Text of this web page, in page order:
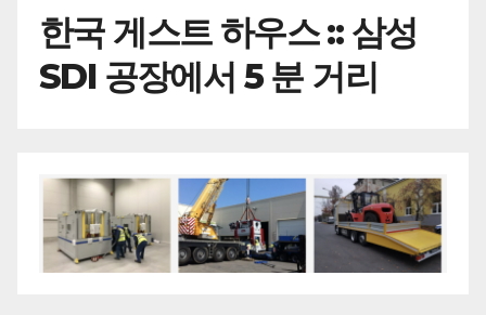
한국 게스트 하우스 :: 삼성
SDI 공장에서 5 분 거리